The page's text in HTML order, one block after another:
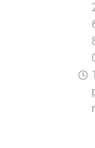
1